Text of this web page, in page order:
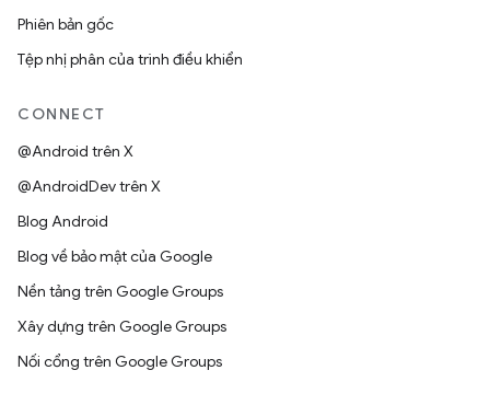
Phiên bản gốc
Tệp nhị phân của trình điều khiển
CONNECT
@Android trên X
@AndroidDev trên X
Blog Android
Blog về bảo mật của Google
Nền tảng trên Google Groups
Xây dựng trên Google Groups
Nối cổng trên Google Groups